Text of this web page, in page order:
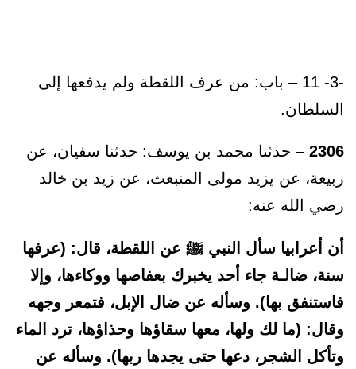
-3- 11 – باب: من عرف اللقطة ولم يدفعها إلى
السلطان.
2306 –
حدثنا محمد بن يوسف: حدثنا سفيان، عن
ربيعة، عن يزيد مولى المنبعث، عن زيد بن خالد
رضي الله عنه:
أن أعرابيا سأل النبي ﷺ عن اللقطة، قال: (عرفها
سنة، ضالـة جاء أحد يخبرك بعفاصها ووكاءها، وإلا
فاستنفق بها). وسأله عن ضال الإبل، فتمعر وجهه
وقال: (ما لك ولها، معها سقاؤها وحذاؤها، ترد الماء
وتأكل الشجر، دعها حتى يجدها ربها). وسأله عن